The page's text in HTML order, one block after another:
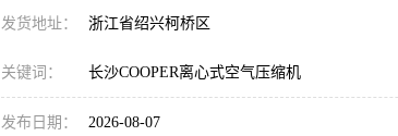
发货地址： 浙江省绍兴柯桥区
关键词： 长沙COOPER离心式空气压缩机
发布日期： 2026-08-07